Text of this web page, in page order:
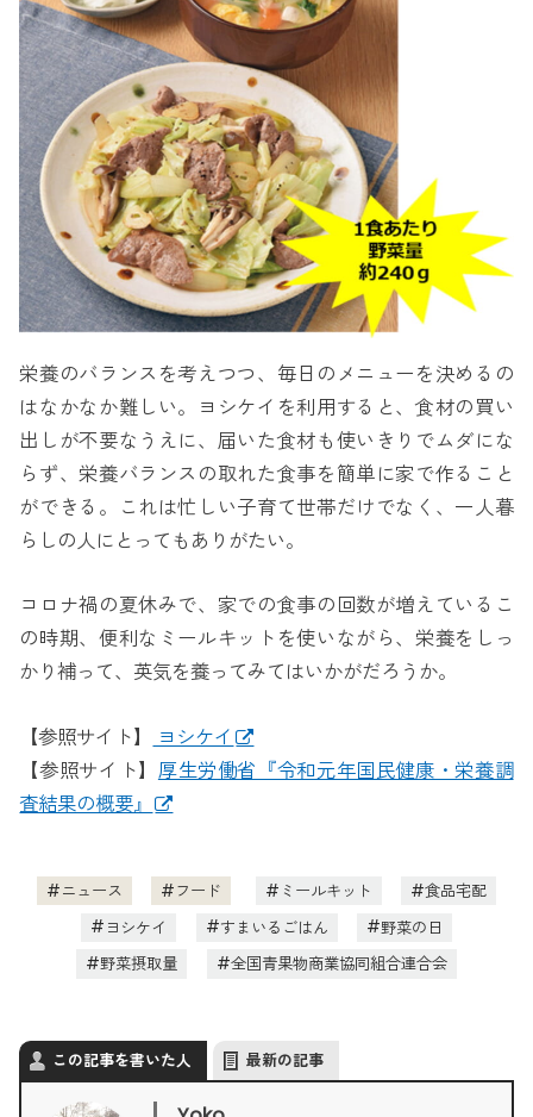
栄養のバランスを考えつつ、毎日のメニューを決めるの
はなかなか難しい。ヨシケイを利用すると、食材の買い
出しが不要なうえに、届いた食材も使いきりでムダにな
らず、栄養バランスの取れた食事を簡単に家で作ること
ができる。これは忙しい子育て世帯だけでなく、一人暮
らしの人にとってもありがたい。
コロナ禍の夏休みで、家での食事の回数が増えているこ
の時期、便利なミールキットを使いながら、栄養をしっ
かり補って、英気を養ってみてはいかがだろうか。
【参照サイト】
ヨシケイ
【参照サイト】 厚生労働省『令和元年国民健康・栄養調
査結果の概要』
ニュース フード ミールキット
食品宅配
ヨシケイ
すまいるごはん
野菜の日
野菜摂取量
全国青果物商業協同組合連合会
この記事を書いた人 最新の記事